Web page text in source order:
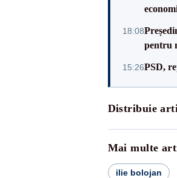
18:08
pentru
15:26PSD,
Distribuie
Mai multe
ilie bolojan